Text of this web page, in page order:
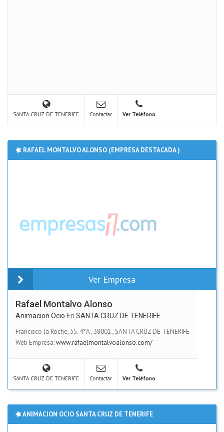
SANTA CRUZ DE TENERIFE Contactar Ver Teléfono
RAFAEL MONTALVO ALONSO (EMPRESA DESTACADA )
Ver Empresa
Rafael Montalvo Alonso
Animacion Ocio En SANTA CRUZ DE TENERIFE
Francisco la Roche, 55. 4°A, 38001 ,SANTA CRUZ DE TENERIFE
Web Empresa:www.rafaelmontalvoalonso.com/
SANTA CRUZ DE TENERIFE Contactar Ver Teléfono
ANIMACION OCIO SANTA CRUZ DE TENERIFE